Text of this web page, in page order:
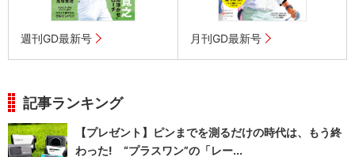
週刊GD最新号 月刊GD最新号
記事ランキング
【プレゼント】ピンまでを測るだけの時代は、もう終
わった! “プラスワン”の「レー...